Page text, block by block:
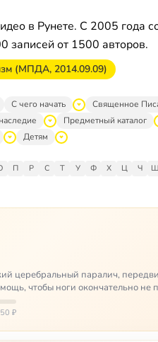
в Рунете. С 2005 года
записей от 1500 авторов.
(МПДА, 2014.09.09)
С чего начать
Священное
Предметный каталог
Детям
П Р С Т У Ф Х Ц Ч Ш
церебральный паралич,
чтобы ноги окончательно не
₽